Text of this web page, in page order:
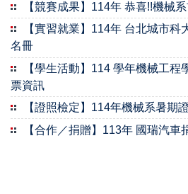
【競賽成果】114年 恭喜!!機械
【實習就業】114年 台北城市科
名冊
【學生活動】114 學年機械工程
票資訊
【證照檢定】114年機械系暑期
【合作／捐贈】113年 國瑞汽車